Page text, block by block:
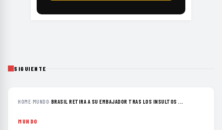
SIGUIENTE
HOME›MUNDO› BRASIL RETIRA A SU EMBAJADOR TRAS LOS INSULTOS ...
MUNDO